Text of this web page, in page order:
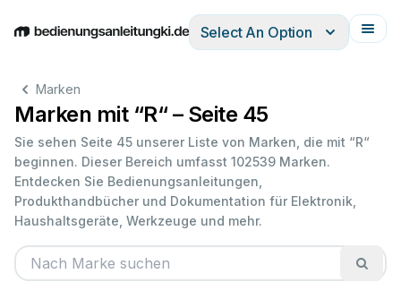
EnglishDeutschEspañolItalianoFrançais
Select An Option
Marken
Marken mit “R“ – Seite 45
Sie sehen Seite 45 unserer Liste von Marken, die mit “R“
beginnen. Dieser Bereich umfasst 102539 Marken.
Entdecken Sie Bedienungsanleitungen,
Produkthandbücher und Dokumentation für Elektronik,
Haushaltsgeräte, Werkzeuge und mehr.